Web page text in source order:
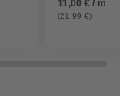
11,00 € / m
(21,99 €)